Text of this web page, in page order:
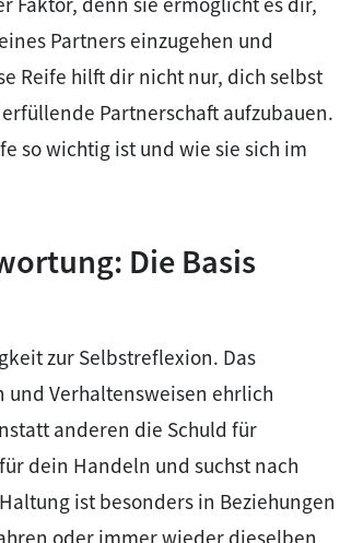
Partners einzugehen und
Reife hilft dir nicht nur, dich selbst
Partnerschaft aufzubauen.
so wichtig ist und wie sie sich im
Die Basis
zur Selbstreflexion. Das
und Verhaltensweisen ehrlich
anderen die Schuld für
dein Handeln und suchst nach
ist besonders in Beziehungen
oder immer wieder dieselben